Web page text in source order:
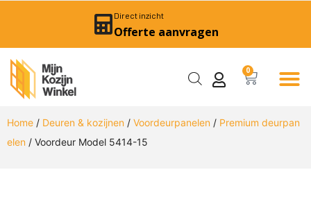
Direct inzicht
Offerte aanvragen
0
Home / Deuren & kozijnen / Voordeurpanelen / Premium deurpan
elen / Voordeur Model 5414-15